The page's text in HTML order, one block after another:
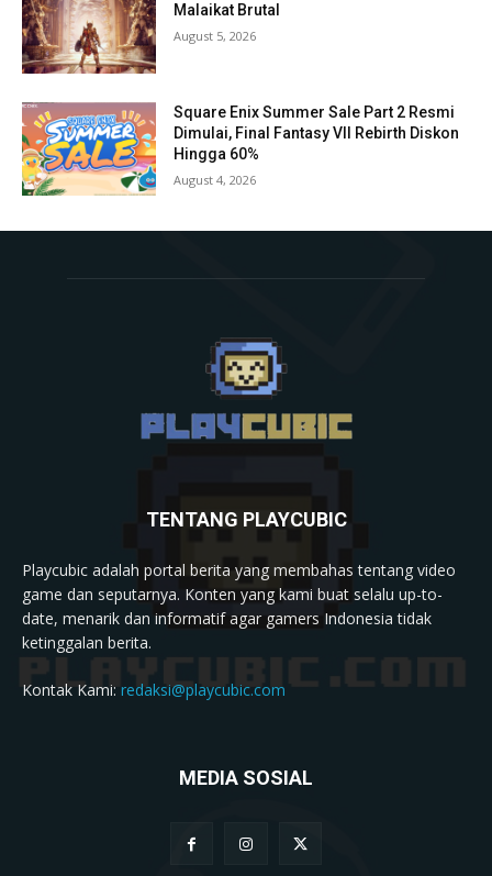
Malaikat Brutal
August 5, 2026
Square Enix Summer Sale Part 2 Resmi
Dimulai, Final Fantasy VII Rebirth Diskon
Hingga 60%
August 4, 2026
TENTANG PLAYCUBIC
Playcubic adalah portal berita yang membahas tentang video
game dan seputarnya. Konten yang kami buat selalu up-to-
date, menarik dan informatif agar gamers Indonesia tidak
ketinggalan berita.
Kontak Kami:redaksi@playcubic.com
MEDIA SOSIAL